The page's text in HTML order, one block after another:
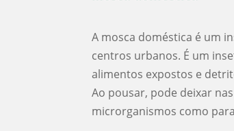
A mosca doméstica é um
centros urbanos. É um
alimentos expostos e
Ao pousar, pode deixar
microrganismos como